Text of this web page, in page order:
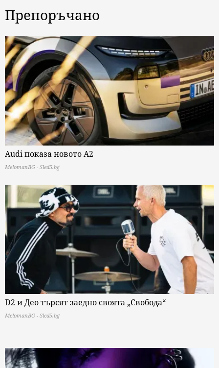
Препоръчано
Audi показа новото A2
MelomanBG - Sled5.bg
D2 и Део търсят заедно своята „Свобода“
MelomanBG - Sled5.bg